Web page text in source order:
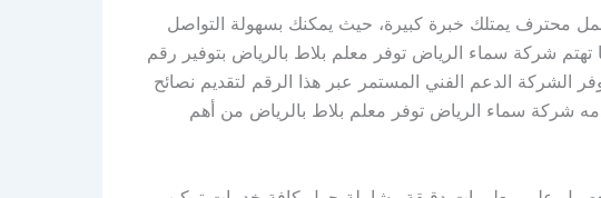
محترف يمتلك خبرة كبيرة، حيث يمكنك بسهولة التواصل
شركة سماء الرياض توفر معلم بلاط بالرياض بتوفير رقم
الشركة الدعم الفني المستمر عبر هذا الرقم لتقديم نصائح
شركة سماء الرياض توفر معلم بلاط بالرياض من أهم